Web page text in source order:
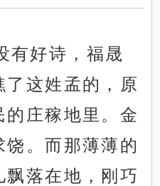
有好诗，福晟
这姓孟的，原
的庄稼地里。金
饶。而那薄薄的
飘落在地，刚巧